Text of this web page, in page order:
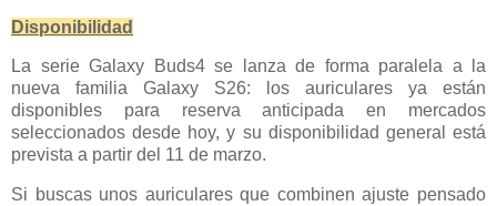
Disponibilidad
La serie Galaxy Buds4 se lanza de forma paralela a la
nueva familia Galaxy S26: los auriculares ya están
disponibles para reserva anticipada en mercados
seleccionados desde hoy, y su disponibilidad general está
prevista a partir del 11 de marzo.
Si buscas unos auriculares que combinen ajuste pensado